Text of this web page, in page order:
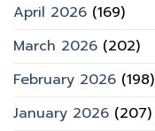
April 2026 (169)
March 2026 (202)
February 2026 (198)
January 2026 (207)